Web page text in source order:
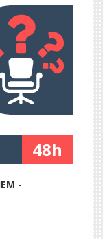
48h
-